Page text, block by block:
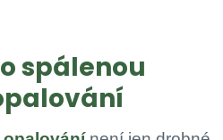
spálenou